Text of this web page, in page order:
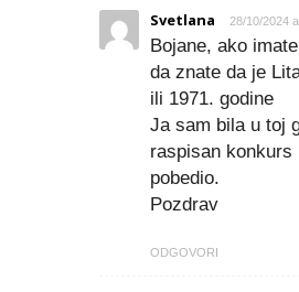
Svetlana 28/10/2024
Bojane, ako
da znate da je
ili 1971. godine
Ja sam bila u toj
raspisan
pobedio.
Pozdrav
ODGOVORI